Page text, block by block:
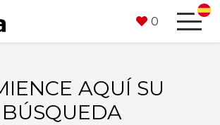
0
AQUÍ SU
BÚSQUEDA